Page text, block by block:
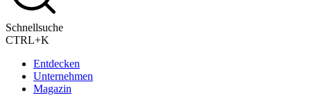
Schnellsuche
CTRL+K
Entdecken
Unternehmen
Magazin